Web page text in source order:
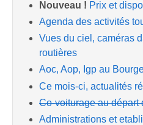
Nouveau ! Prix et
Agenda des activités
Vues du ciel, caméras
routières
Aoc, Aop, Igp au
Ce mois-ci, actualités
Co-voiturage au départ
Administrations et